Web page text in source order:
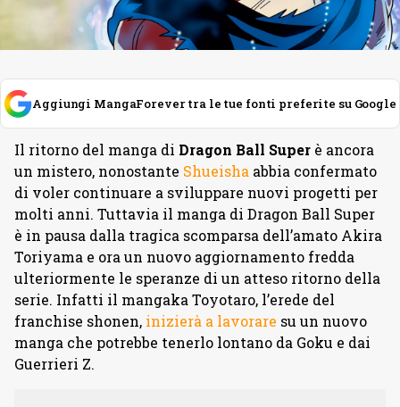
Aggiungi MangaForever tra le tue fonti preferite su Google
Il ritorno del manga di Dragon Ball Super è ancora
un mistero, nonostante Shueisha abbia confermato
di voler continuare a sviluppare nuovi progetti per
molti anni. Tuttavia il manga di Dragon Ball Super
è in pausa dalla tragica scomparsa dell’amato Akira
Toriyama e ora un nuovo aggiornamento fredda
ulteriormente le speranze di un atteso ritorno della
serie. Infatti il mangaka Toyotaro, l’erede del
franchise shonen, inizierà a lavorare su un nuovo
manga che potrebbe tenerlo lontano da Goku e dai
Guerrieri Z.